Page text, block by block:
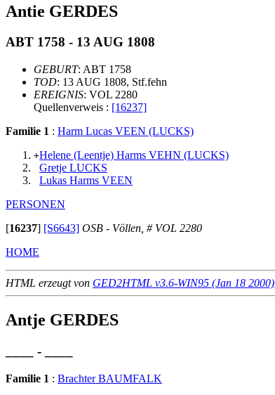
Antie GERDES
ABT 1758 - 13 AUG 1808
GEBURT: ABT 1758
TOD: 13 AUG 1808, Stf.fehn
EREIGNIS: VOL 2280
Quellenverweis : [16237]
Familie 1 : Harm Lucas VEEN (LUCKS)
+Helene (Leentje) Harms VEHN (LUCKS)
Gretje LUCKS
Lukas Harms VEEN
PERSONEN
[16237] [S6643] OSB - Völlen, # VOL 2280
HOME
HTML erzeugt von GED2HTML v3.6-WIN95 (Jan 18 2000)
Antje GERDES
____ - ____
Familie 1 : Brachter BAUMFALK